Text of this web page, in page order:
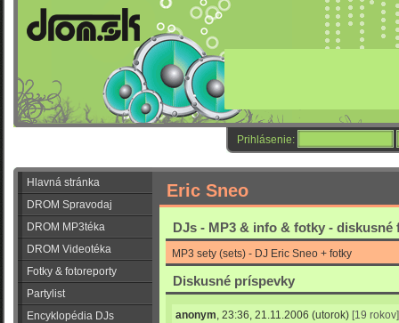
Prihlásenie:
Hlavná stránka
DROM Spravodaj
DROM MP3téka
DROM Videotéka
Fotky & fotoreporty
Partylist
Encyklopédia DJs
Eric Sneo
DJs - MP3 & info & fotky - diskusné
MP3 sety (sets) - DJ Eric Sneo + fotky
Diskusné príspevky
anonym, 23:36, 21.11.2006 (utorok) [19 rokov]